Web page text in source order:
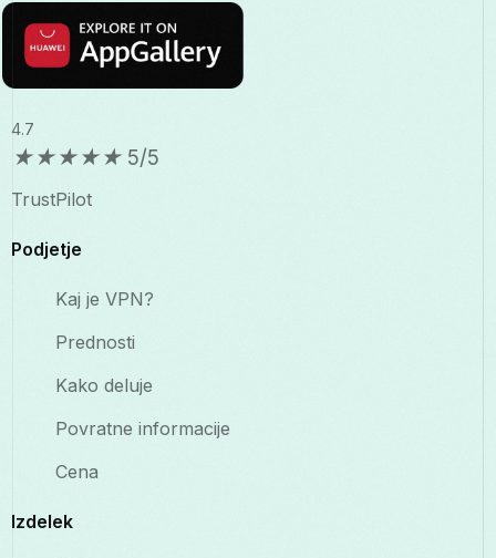
4.7
★★★★★ 5/5
TrustPilot
Podjetje
Kaj je VPN?
Prednosti
Kako deluje
Povratne informacije
Cena
Izdelek